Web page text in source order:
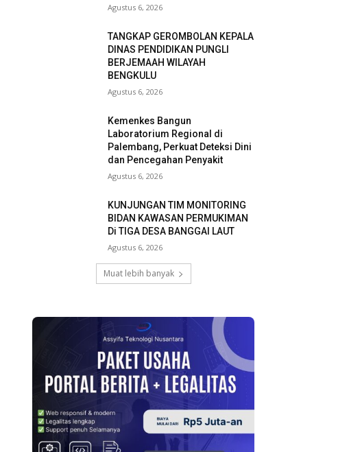
Agustus 6, 2026
TANGKAP GEROMBOLAN KEPALA
DINAS PENDIDIKAN PUNGLI
BERJEMAAH WILAYAH
BENGKULU
Agustus 6, 2026
Kemenkes Bangun
Laboratorium Regional di
Palembang, Perkuat Deteksi Dini
dan Pencegahan Penyakit
Agustus 6, 2026
KUNJUNGAN TIM MONITORING
BIDAN KAWASAN PERMUKIMAN
Di TIGA DESA BANGGAI LAUT
Agustus 6, 2026
Muat lebih banyak